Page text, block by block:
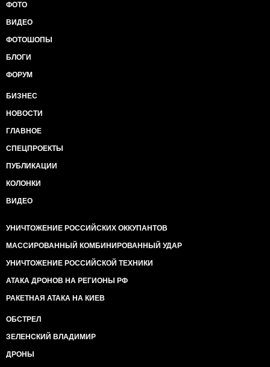
ФОТО
ВИДЕО
ФОТОШОПЫ
БЛОГИ
ФОРУМ
БИЗНЕС
НОВОСТИ
ГЛАВНОЕ
СПЕЦПРОЕКТЫ
ПУБЛИКАЦИИ
КОЛОНКИ
ВИДЕО
УНИЧТОЖЕНИЕ РОССИЙСКИХ ОККУПАНТОВ
МАССИРОВАННЫЙ КОМБИНИРОВАННЫЙ УДАР
УНИЧТОЖЕНИЕ РОССИЙСКОЙ ТЕХНИКИ
АТАКА ДРОНОВ НА РЕГИОНЫ РФ
РАКЕТНАЯ АТАКА НА КИЕВ
ОБСТРЕЛ
ЗЕЛЕНСКИЙ ВЛАДИМИР
ДРОНЫ